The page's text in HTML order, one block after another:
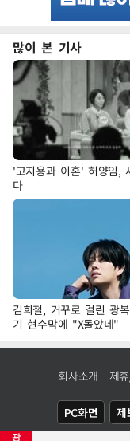
광
많이 본 기사
'고지용과 이혼' 허양임,
다
김희철, 거꾸로 걸린 광
기 현수막에 "X돌았네"
회사소개 제
PC화면 제